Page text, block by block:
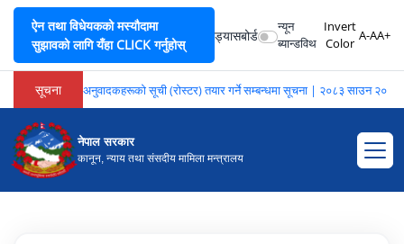
ऐन तथा विधेयकको मस्यौदामा
सुझावको लागि यँहा CLICK गर्नुहोस्
ड्यासबोर्ड
न्यून
ब्यान्डविथ
Invert
Color
A-AA+
सूचनाभाषा अनुवादकहरूको सूची (रोस्टर) तयार गर्ने सम्बन्धमा सूचना | २०८३ साउन २०
नेपाल सरकार
कानून, न्याय तथा संसदीय मामिला मन्त्रालय